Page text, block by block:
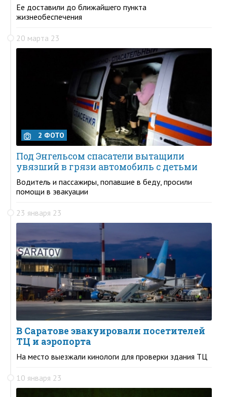
Ее доставили до ближайшего пункта
жизнеобеспечения
20 марта 23
2 ФОТО
Под Энгельсом спасатели вытащили
увязший в грязи автомобиль с детьми
Водитель и пассажиры, попавшие в беду, просили
помощи в эвакуации
23 января 23
В Саратове эвакуировали посетителей
ТЦ и аэропорта
На место выезжали кинологи для проверки здания ТЦ
10 января 23